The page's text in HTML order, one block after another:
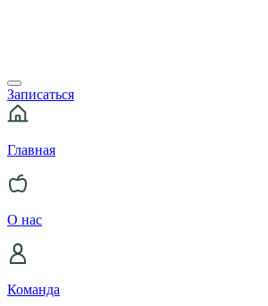
Записаться
Главная
О нас
Команда